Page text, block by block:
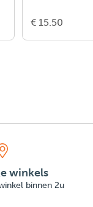
€ 15.50
winkels
binnen 2u